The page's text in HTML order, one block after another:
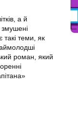
а й
змушені
такі теми, як
роман, який